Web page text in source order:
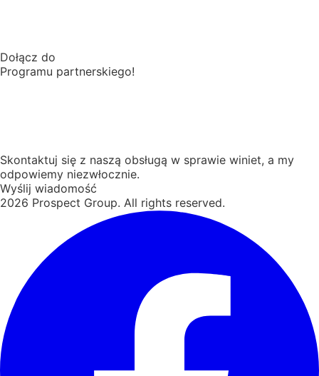
Dołącz do
Programu partnerskiego!
Skontaktuj się z naszą obsługą w sprawie winiet, a my
odpowiemy niezwłocznie.
Wyślij wiadomość
2026 Prospect Group. All rights reserved.